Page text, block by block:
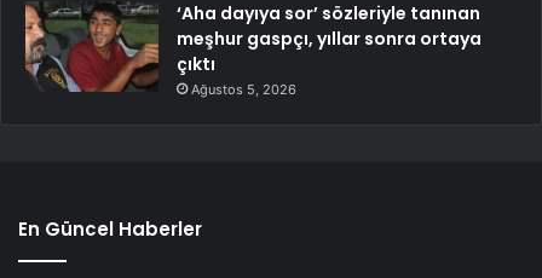
‘Aha dayıya sor’ sözleriyle tanınan
meşhur gaspçı, yıllar sonra ortaya
çıktı
Ağustos 5, 2026
En Güncel Haberler